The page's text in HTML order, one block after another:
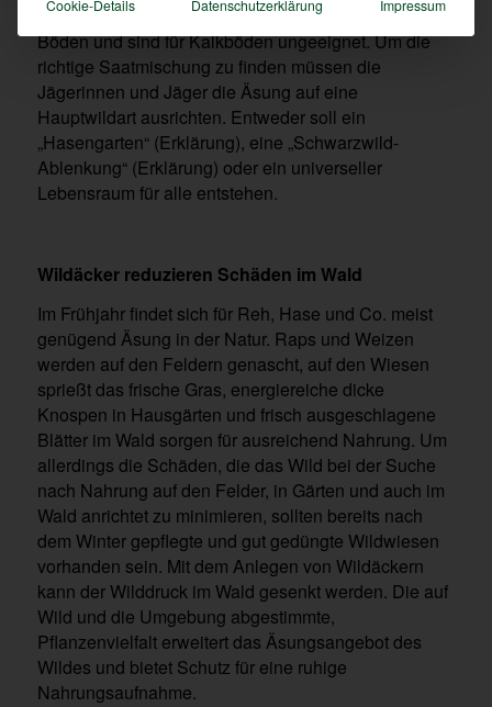
Ginster gedeihen beispielsweise nur auf sauren
Böden und sind für Kalkböden ungeeignet. Um die
richtige Saatmischung zu finden müssen die
Jägerinnen und Jäger die Äsung auf eine
Hauptwildart ausrichten. Entweder soll ein
„Hasengarten“ (Erklärung), eine „Schwarzwild-
Ablenkung“ (Erklärung) oder ein universeller
Lebensraum für alle entstehen.
Wildäcker reduzieren Schäden im Wald
Im Frühjahr findet sich für Reh, Hase und Co. meist
genügend Äsung in der Natur. Raps und Weizen
werden auf den Feldern genascht, auf den Wiesen
sprießt das frische Gras, energiereiche dicke
Knospen in Hausgärten und frisch ausgeschlagene
Blätter im Wald sorgen für ausreichend Nahrung. Um
allerdings die Schäden, die das Wild bei der Suche
nach Nahrung auf den Felder, in Gärten und auch im
Wald anrichtet zu minimieren, sollten bereits nach
dem Winter gepflegte und gut gedüngte Wildwiesen
vorhanden sein. Mit dem Anlegen von Wildäckern
kann der Wilddruck im Wald gesenkt werden. Die auf
Wild und die Umgebung abgestimmte,
Pflanzenvielfalt erweitert das Äsungsangebot des
Wildes und bietet Schutz für eine ruhige
Nahrungsaufnahme.
Cookie-Details Datenschutzerklärung Impressum